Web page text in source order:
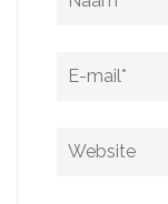
E-
Website